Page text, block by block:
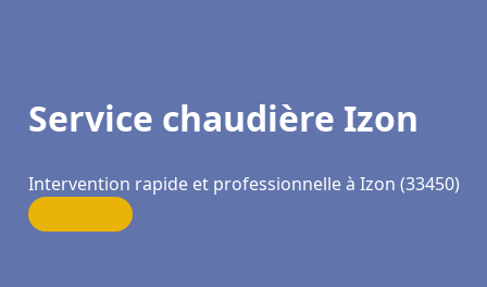
Service chaudière Izon
Intervention rapide et professionnelle à Izon (33450)